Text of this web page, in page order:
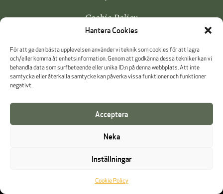
Hantera Cookies
För att ge den bästa upplevelsen använder vi teknik som cookies för att lagra
och/eller komma åt enhetsinformation. Genom att godkänna dessa tekniker kan vi
behandla data som surfbeteende eller unika ID:n på denna webbplats. Att inte
samtycka eller återkalla samtycke kan påverka vissa funktioner och funktioner
negativt.
Acceptera
Neka
Inställningar
Cookie Policy
Cookie Policy